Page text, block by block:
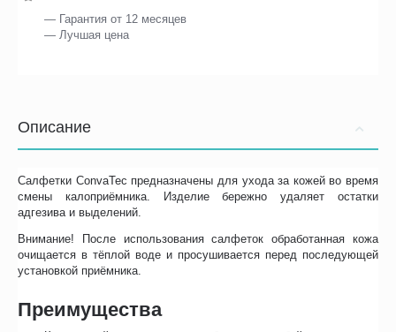
— Гарантия от 12 месяцев
— Лучшая цена
Описание
Салфетки ConvaTec предназначены для ухода за кожей во время
смены калоприёмника. Изделие бережно удаляет остатки
адгезива и выделений.
Внимание! После использования салфеток обработанная кожа
очищается в тёплой воде и просушивается перед последующей
установкой приёмника.
Преимущества